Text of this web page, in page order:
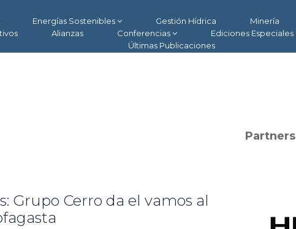
Energías Sostenibles Gestión Hídrica Minería
Alianzas Conferencias Ediciones Especiales
Últimas Publicaciones
Grupo Cerro da el vamos al
Partners